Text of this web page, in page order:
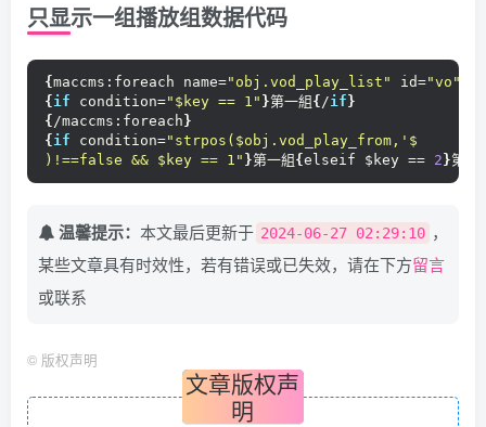
{maccms:vod num="6" type="'.$vo5['type_id'].'"
<li
{/maccms:vod}
</ul>
{/volist}
只显示一组播放组数据代码
{ maccms:foreach name="obj.vod_play_list" id="vo"
{ if condition="$key == 1" }第一組 { /if }
{ /maccms:foreach }
{ if condition="strpos($obj.vod_play_from,'$
)!==false && $key == 1" }第一組 { elseif $key == 2 }第二
温馨提示： 本文最后更新于 2024-06-27 02:29:10 ，
某些文章具有时效性，若有错误或已失效，请在下方留言
或联系
© 版权声明
文章版权声
明